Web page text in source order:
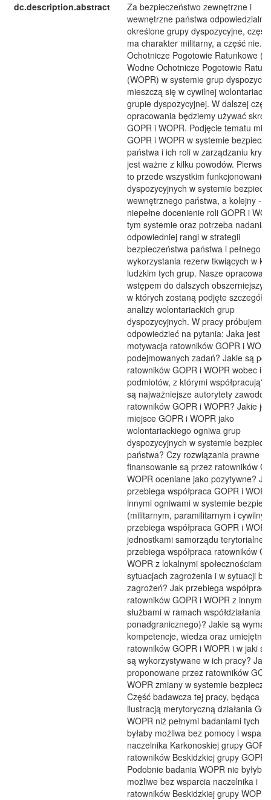
dc.description.abstract
Za bezpieczeństwo zewnętrzne i
wewnętrzne państwa
określone grupy dyspozycyjne,
ma charakter militarny, a część nie.
Ochotnicze Pogotowie Ratunkowe
Wodne Ochotnicze Pogotowie
(WOPR) w systemie grup
mieszczą się w cywilnej
grupie dyspozycyjnej. W dalszej
opracowania będziemy używać
GOPR i WOPR. Podjęcie tematu
GOPR i WOPR w systemie
państwa i ich roli w zarządzaniu
jest ważne z kilku powodów.
to przede wszystkim funkcjonowanie
dyspozycyjnych w systemie
wewnętrznego państwa, a kolejny - to
niepełne docenienie roli GOPR i
tym systemie oraz potrzeba nadania
odpowiedniej rangi w strategii
bezpieczeństwa państwa i pełnego
wykorzystania rezerw tkwiących w
ludzkim tych grup. Nasze
wstępem do dalszych
w których zostaną podjęte
analizy wolontariackich grup
dyspozycyjnych. W pracy próbujemy
odpowiedzieć na pytania: Jaka jest
motywacja ratowników GOPR i
podejmowanych zadań? Jakie są
ratowników GOPR i WOPR wobec
podmiotów, z którymi współpracują?
są najważniejsze autorytety
ratowników GOPR i WOPR? Jakie
miejsce GOPR i WOPR jako
wolontariackiego ogniwa grup
dyspozycyjnych w systemie
państwa? Czy rozwiązania prawne
finansowanie są przez ratowników
WOPR oceniane jako pozytywne?
przebiega współpraca GOPR i
innymi ogniwami w systemie
(militarnym, paramilitarnym i
przebiega współpraca GOPR i
jednostkami samorządu
przebiega współpraca ratowników
WOPR z lokalnymi społecznościami
sytuacjach zagrożenia i w sytuacji
zagrożeń? Jak przebiega współpraca
ratowników GOPR i WOPR z innymi
służbami w ramach współdziałania
ponadgranicznego)? Jakie są
kompetencje, wiedza oraz
ratowników GOPR i WOPR i w jaki
są wykorzystywane w ich pracy?
proponowane przez ratowników
WOPR zmiany w systemie
Część badawcza tej pracy, będąca
ilustracją merytoryczną działania
WOPR niż pełnymi badaniami tych
byłaby możliwa bez pomocy i
naczelnika Karkonoskiej grupy
ratowników Beskidzkiej grupy GOPR.
Podobnie badania WOPR nie byłyby
możliwe bez wsparcia naczelnika i
ratowników Beskidzkiej grupy WOPR.